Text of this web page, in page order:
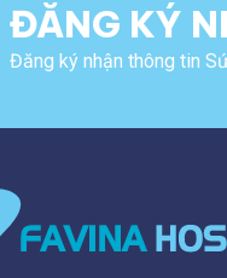
ĐĂNG KÝ
Đăng ký nhận thông tin